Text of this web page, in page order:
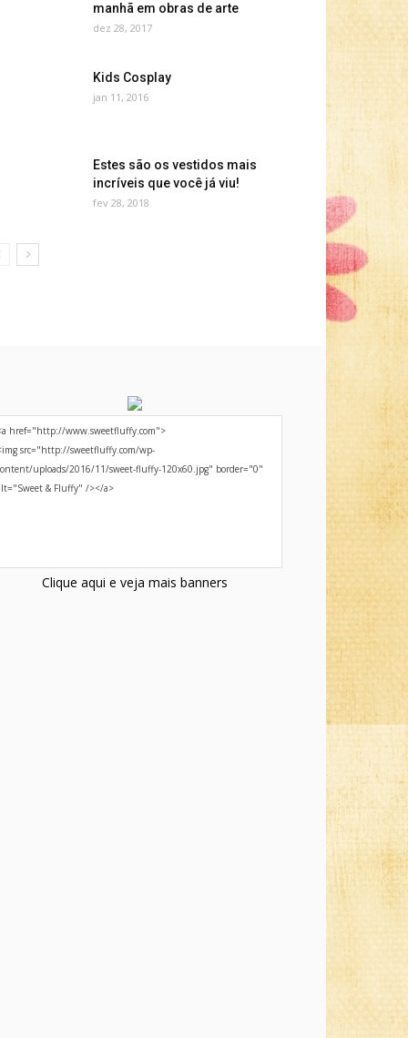
manhã em obras de arte
dez 28, 2017
Kids Cosplay
jan 11, 2016
Estes são os vestidos mais
incríveis que você já viu!
fev 28, 2018
Clique aqui e veja mais banners